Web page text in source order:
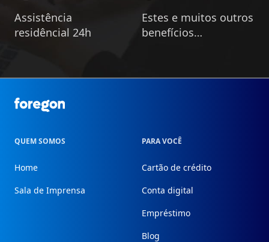
Assistência
residêncial 24h
Estes e muitos outros
benefícios…
Foregon.com
QUEM SOMOS
Home
Sala de Imprensa
PARA VOCÊ
Cartão de crédito
Conta digital
Empréstimo
Blog